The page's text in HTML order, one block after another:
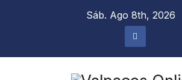
Sáb. Ago 8th, 2026